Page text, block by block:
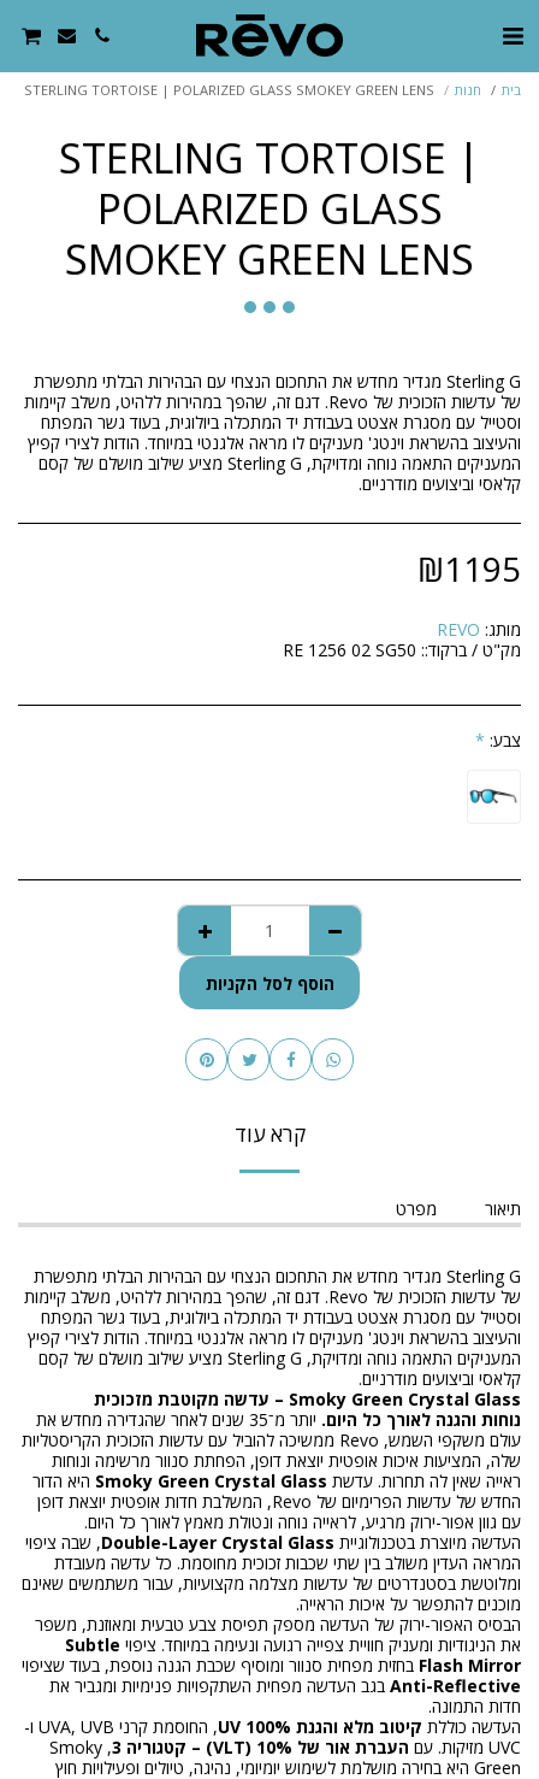
בית חנות STERLING TORTOISE | POLARIZED GLASS SMOKEY GREEN LENS
STERLING TORTOISE |
POLARIZED GLASS
SMOKEY GREEN LENS
Sterling G מגדיר מחדש את התחכום הנצחי עם הבהירות הבלתי מתפשרת
של עדשות הזכוכית של Revo. דגם זה, שהפך במהירות ללהיט, משלב קיימות
וסטייל עם מסגרת אצטט בעבודת יד המתכלה ביולוגית, בעוד גשר המפתח
והעיצוב בהשראת וינטג' מעניקים לו מראה אלגנטי במיוחד. הודות לצירי קפיץ
המעניקים התאמה נוחה ומדויקת, Sterling G מציע שילוב מושלם של קסם
קלאסי וביצועים מודרניים.
₪1195
מותג: REVO
מק"ט / ברקוד:: RE 1256 02 SG50
צבע: *
הוסף לסל הקניות
קרא עוד
תיאור מפרט
Sterling G מגדיר מחדש את התחכום הנצחי עם הבהירות הבלתי מתפשרת
של עדשות הזכוכית של Revo. דגם זה, שהפך במהירות ללהיט, משלב קיימות
וסטייל עם מסגרת אצטט בעבודת יד המתכלה ביולוגית, בעוד גשר המפתח
והעיצוב בהשראת וינטג' מעניקים לו מראה אלגנטי במיוחד. הודות לצירי קפיץ
המעניקים התאמה נוחה ומדויקת, Sterling G מציע שילוב מושלם של קסם
קלאסי וביצועים מודרניים.
Smoky Green Crystal Glass – עדשה מקוטבת מזכוכית
נוחות והגנה לאורך כל היום.
יותר מ־35 שנים לאחר שהגדירה מחדש את
עולם משקפי השמש, Revo ממשיכה להוביל עם עדשות הזכוכית הקריסטליות
שלה, המציעות איכות אופטית יוצאת דופן, הפחתת סנוור מרשימה ונוחות
ראייה שאין לה תחרות. עדשת Smoky Green Crystal Glass היא הדור
החדש של עדשות הפרימיום של Revo, המשלבת חדות אופטית יוצאת דופן
עם גוון אפור-ירוק מרגיע, לראייה נוחה ונטולת מאמץ לאורך כל היום.
העדשה מיוצרת בטכנולוגיית Double-Layer Crystal Glass, שבה ציפוי
המראה העדין משולב בין שתי שכבות זכוכית מחוסמת. כל עדשה מעובדת
ומלוטשת בסטנדרטים של עדשות מצלמה מקצועיות, עבור משתמשים שאינם
מוכנים להתפשר על איכות הראייה.
הבסיס האפור-ירוק של העדשה מספק תפיסת צבע טבעית ומאוזנת, משפר
את הניגודיות ומעניק חוויית צפייה רגועה ונעימה במיוחד. ציפוי Subtle
Flash Mirror בחזית מפחית סנוור ומוסיף שכבת הגנה נוספת, בעוד שציפוי
Anti-Reflective בגב העדשה מפחית השתקפויות פנימיות ומגביר את
חדות התמונה.
העדשה כוללת קיטוב מלא והגנת 100% UV
, החוסמת קרני UVA, UVB ו-
UVC מזיקות. עם
העברת אור של 10% (VLT) – קטגוריה 3
, Smoky
Green היא בחירה מושלמת לשימוש יומיומי, נהיגה, טיולים ופעילויות חוץ